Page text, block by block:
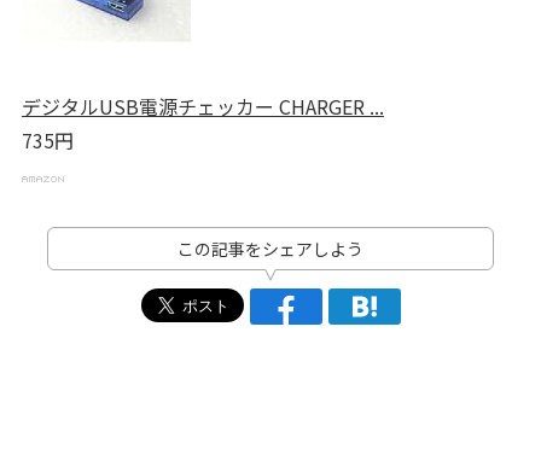
デジタルUSB電源チェッカー CHARGER ...
735円
この記事をシェアしよう